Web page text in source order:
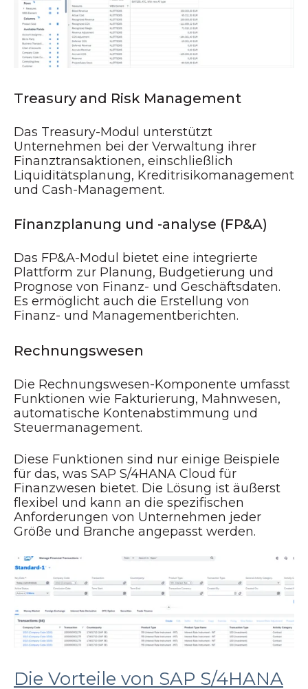
Treasury and Risk Management
Das Treasury-Modul unterstützt
Unternehmen bei der Verwaltung ihrer
Finanztransaktionen, einschließlich
Liquiditätsplanung, Kreditrisikomanagement
und Cash-Management.
Finanzplanung und -analyse (FP&A)
Das FP&A-Modul bietet eine integrierte
Plattform zur Planung, Budgetierung und
Prognose von Finanz- und Geschäftsdaten.
Es ermöglicht auch die Erstellung von
Finanz- und Managementberichten.
Rechnungswesen
Die Rechnungswesen-Komponente umfasst
Funktionen wie Fakturierung, Mahnwesen,
automatische Kontenabstimmung und
Steuermanagement.
Diese Funktionen sind nur einige Beispiele
für das, was SAP S/4HANA Cloud für
Finanzwesen bietet. Die Lösung ist äußerst
flexibel und kann an die spezifischen
Anforderungen von Unternehmen jeder
Größe und Branche angepasst werden.
Die Vorteile von SAP S/4HANA